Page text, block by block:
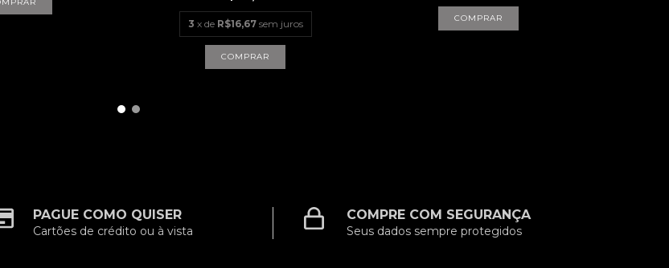
3 x de R$16,67 sem juros
PAGUE COMO QUISER
Cartões de crédito ou à vista
COMPRE COM SEGURANÇA
Seus dados sempre protegidos